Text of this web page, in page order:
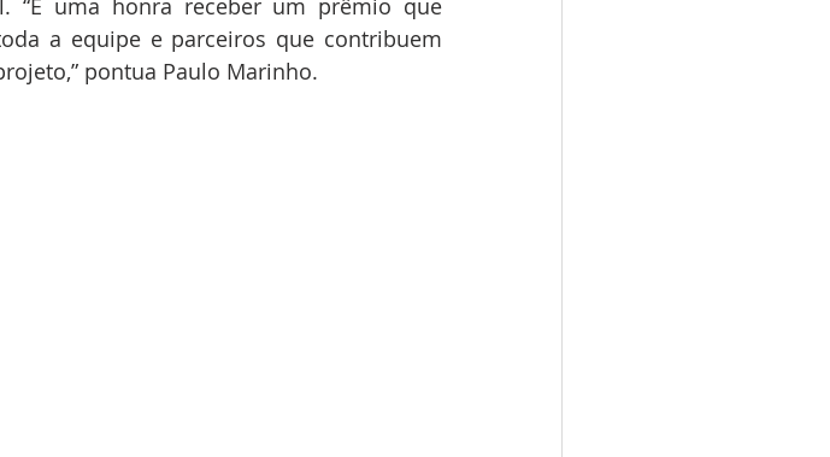
“É uma honra receber um prêmio que
a equipe e parceiros que contribuem
pontua Paulo Marinho.